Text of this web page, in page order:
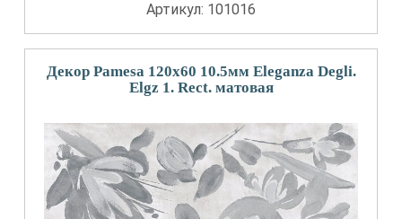
Артикул: 101016
Декор Pamesa 120x60 10.5мм Eleganza Degli.
Elgz 1. Rect. матовая